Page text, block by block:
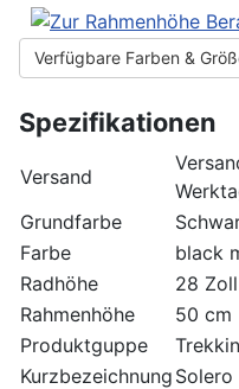
Verfügbare Farben &
Spezifikationen
Versand
Grundfarbe
Farbe
black
Radhöhe
28 Zoll
Rahmenhöhe
50 cm
Produktguppe
Kurzbezeichnung Solero